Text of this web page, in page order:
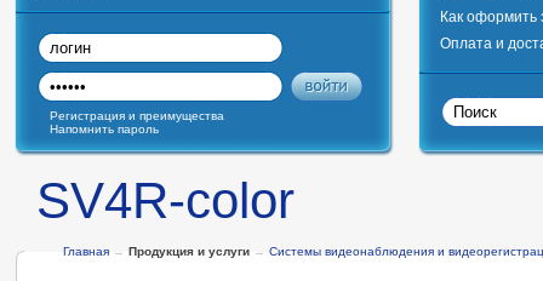
Как оформить
Оплата и
Регистрация и преимущества
Напомнить пароль
SV4R-color
Главная → Продукция и услуги → Системы видеонаблюдения и